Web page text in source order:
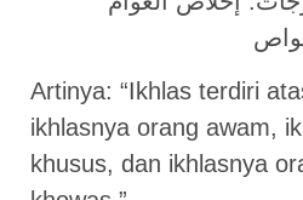
Artinya: “Ikhlas terdiri
ikhlasnya orang awam,
khusus, dan ikhlasnya